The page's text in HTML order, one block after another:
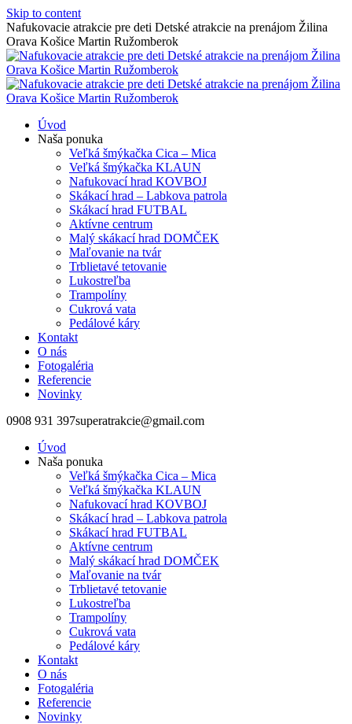
Skip to content
Nafukovacie atrakcie pre deti Detské atrakcie na prenájom Žilina
Orava Košice Martin Ružomberok
Úvod
Naša ponuka
Veľká šmýkačka Cica – Mica
Veľká šmýkačka KLAUN
Nafukovací hrad KOVBOJ
Skákací hrad – Labkova patrola
Skákací hrad FUTBAL
Aktívne centrum
Malý skákací hrad DOMČEK
Maľovanie na tvár
Trblietavé tetovanie
Lukostreľba
Trampolíny
Cukrová vata
Pedálové káry
Kontakt
O nás
Fotogaléria
Referencie
Novinky
0908 931 397superatrakcie@gmail.com
Úvod
Naša ponuka
Veľká šmýkačka Cica – Mica
Veľká šmýkačka KLAUN
Nafukovací hrad KOVBOJ
Skákací hrad – Labkova patrola
Skákací hrad FUTBAL
Aktívne centrum
Malý skákací hrad DOMČEK
Maľovanie na tvár
Trblietavé tetovanie
Lukostreľba
Trampolíny
Cukrová vata
Pedálové káry
Kontakt
O nás
Fotogaléria
Referencie
Novinky